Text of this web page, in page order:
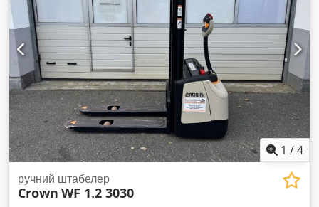
мм Crodpjzrchlefx Apbef Тип щогли: Дуплекс Стан: Як
новий Технічний стан: Новий Тип передньої шини: Не
залишає слідів (Non Marking) Тип задньої шини: Не
залишає слідів (Non Marking) Напруга акумулятора: 48В
Ємність акумулятора: 500 Аh Тип акумулятора: PzS Рік
випуску акумулятора: 2022 Бічний зсув, 3-й клапан, робочі
фари ззаду, робочі фари спереду, повний вільний підйом,
сертифікат CE, сигнальна лампа, 3 колеса, сидіння,
Подвійна педаль, перехресний джойстик-управління, Blue
Spot спереду і ззаду.
1 /4
ручний штабелер
Crown WF 1.2 3030